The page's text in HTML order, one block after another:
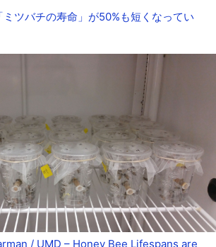
ツバチの寿命」が50%も短くなってい
/ UMD – Honey Bee Lifespans are